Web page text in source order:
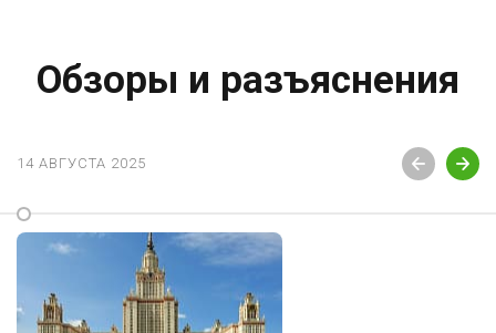
Обзоры и разъяснения
14 АВГУСТА 2025